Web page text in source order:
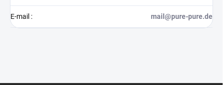
E-mail : mail@pure-pure.de